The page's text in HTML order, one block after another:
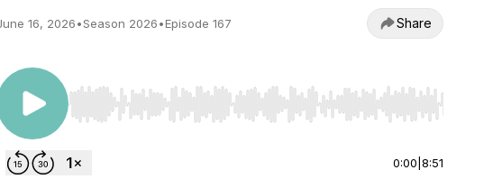
16, 2026•Season 2026•Episode 167 Share
Use Left/Right to seek, Home/End to jump to start or end. Hold
0:00 8:51